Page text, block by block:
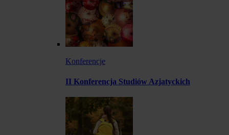
Konferencje
II Konferencja Studiów Azjatyckich